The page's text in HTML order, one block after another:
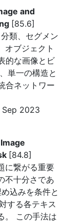
and
[85.6]
類、セグメン
オブジェクト
的な画像とビ
単一の構造と
合ネットワー
2023
[84.8]
に繋がる重要
不十分さであ
込みを条件と
する各テキス
。 この手法は